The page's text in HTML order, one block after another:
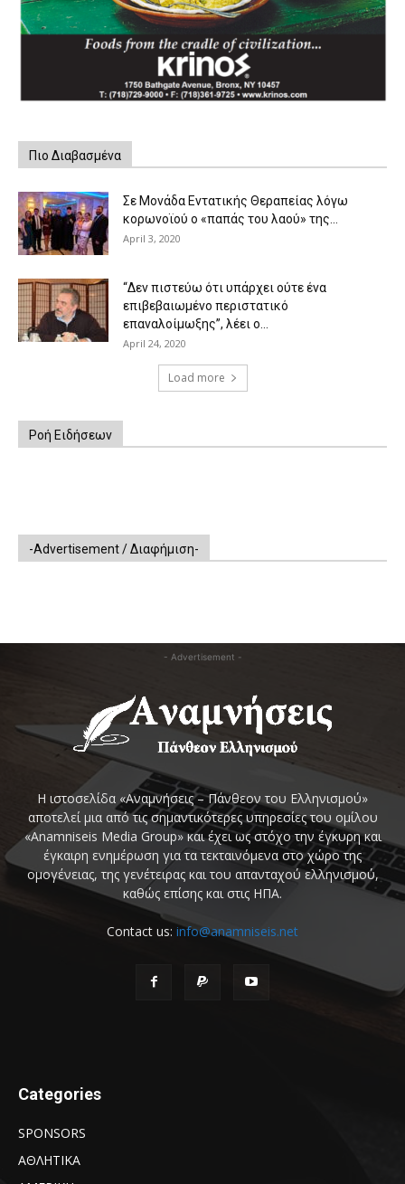
Πιο Διαβασμένα
Σε Μονάδα Εντατικής Θεραπείας λόγω
κορωνοϊού ο «παπάς του λαού» της...
April 3, 2020
“Δεν πιστεύω ότι υπάρχει ούτε ένα
επιβεβαιωμένο περιστατικό
επαναλοίμωξης”, λέει ο...
April 24, 2020
Load more
Ροή Ειδήσεων
-Advertisement / Διαφήμιση-
- Advertisement -
Η ιστοσελίδα «Αναμνήσεις – Πάνθεον του Ελληνισμού»
αποτελεί μια από τις σημαντικότερες υπηρεσίες του ομίλου
«Anamniseis Media Group» και έχει ως στόχο την έγκυρη και
έγκαιρη ενημέρωση για τα τεκταινόμενα στο χώρο της
ομογένειας, της γενέτειρας και του απανταχού ελληνισμού,
καθώς επίσης και στις ΗΠΑ.
Contact us: info@anamniseis.net
Categories
SPONSORS
ΑΘΛΗΤΙΚΑ